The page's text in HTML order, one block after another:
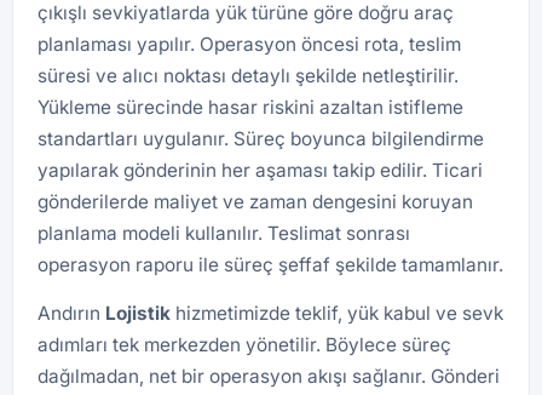
çıkışlı sevkiyatlarda yük türüne göre doğru araç
planlaması yapılır. Operasyon öncesi rota, teslim
süresi ve alıcı noktası detaylı şekilde netleştirilir.
Yükleme sürecinde hasar riskini azaltan istifleme
standartları uygulanır. Süreç boyunca bilgilendirme
yapılarak gönderinin her aşaması takip edilir. Ticari
gönderilerde maliyet ve zaman dengesini koruyan
planlama modeli kullanılır. Teslimat sonrası
operasyon raporu ile süreç şeffaf şekilde tamamlanır.
Andırın Lojistik hizmetimizde teklif, yük kabul ve sevk
adımları tek merkezden yönetilir. Böylece süreç
dağılmadan, net bir operasyon akışı sağlanır. Gönderi